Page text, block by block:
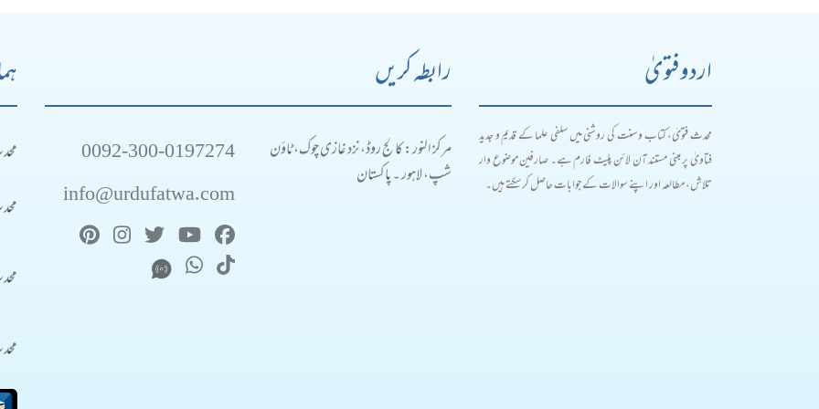
اردو فتویٰ
محدث فتویٰ، کتاب و سنت کی روشنی میں سلفی علما کے قدیم و جدید
فتاویٰ پر مبنی مستند آن لائن پلیٹ فارم ہے۔ صارفین موضوع وار
تلاش، مطالعہ اور اپنے سوالات کے جوابات حاصل کر سکتے ہیں۔
رابطہ کریں
مرکز النور: کالج روڈ، نزد غازی چوک، ٹاؤن
شپ، لاہور ۔ پاکستان
0092-300-0197274
info@urdufatwa.com